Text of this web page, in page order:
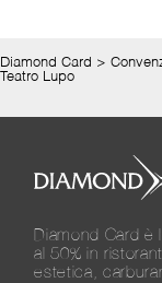
Diamond Card >
Teatro Lupo
Diamond Card è
al 50% in
estetica,